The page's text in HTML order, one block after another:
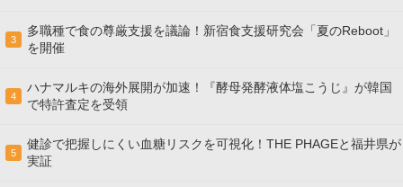
3
多職種で食の尊厳支援を議論！新宿食支援研究会「夏のReboot」
を開催
4
ハナマルキの海外展開が加速！『酵母発酵液体塩こうじ』が韓国
で特許査定を受領
5
健診で把握しにくい血糖リスクを可視化！THE PHAGEと福井県が
実証